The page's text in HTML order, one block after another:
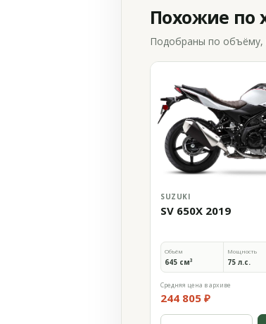
Похожие по
Подобраны по объёму,
SUZUKI
SV 650X 2019
Объём
645 см³
Мощность
75 л.с.
Средняя цена в архиве
244 805 ₽